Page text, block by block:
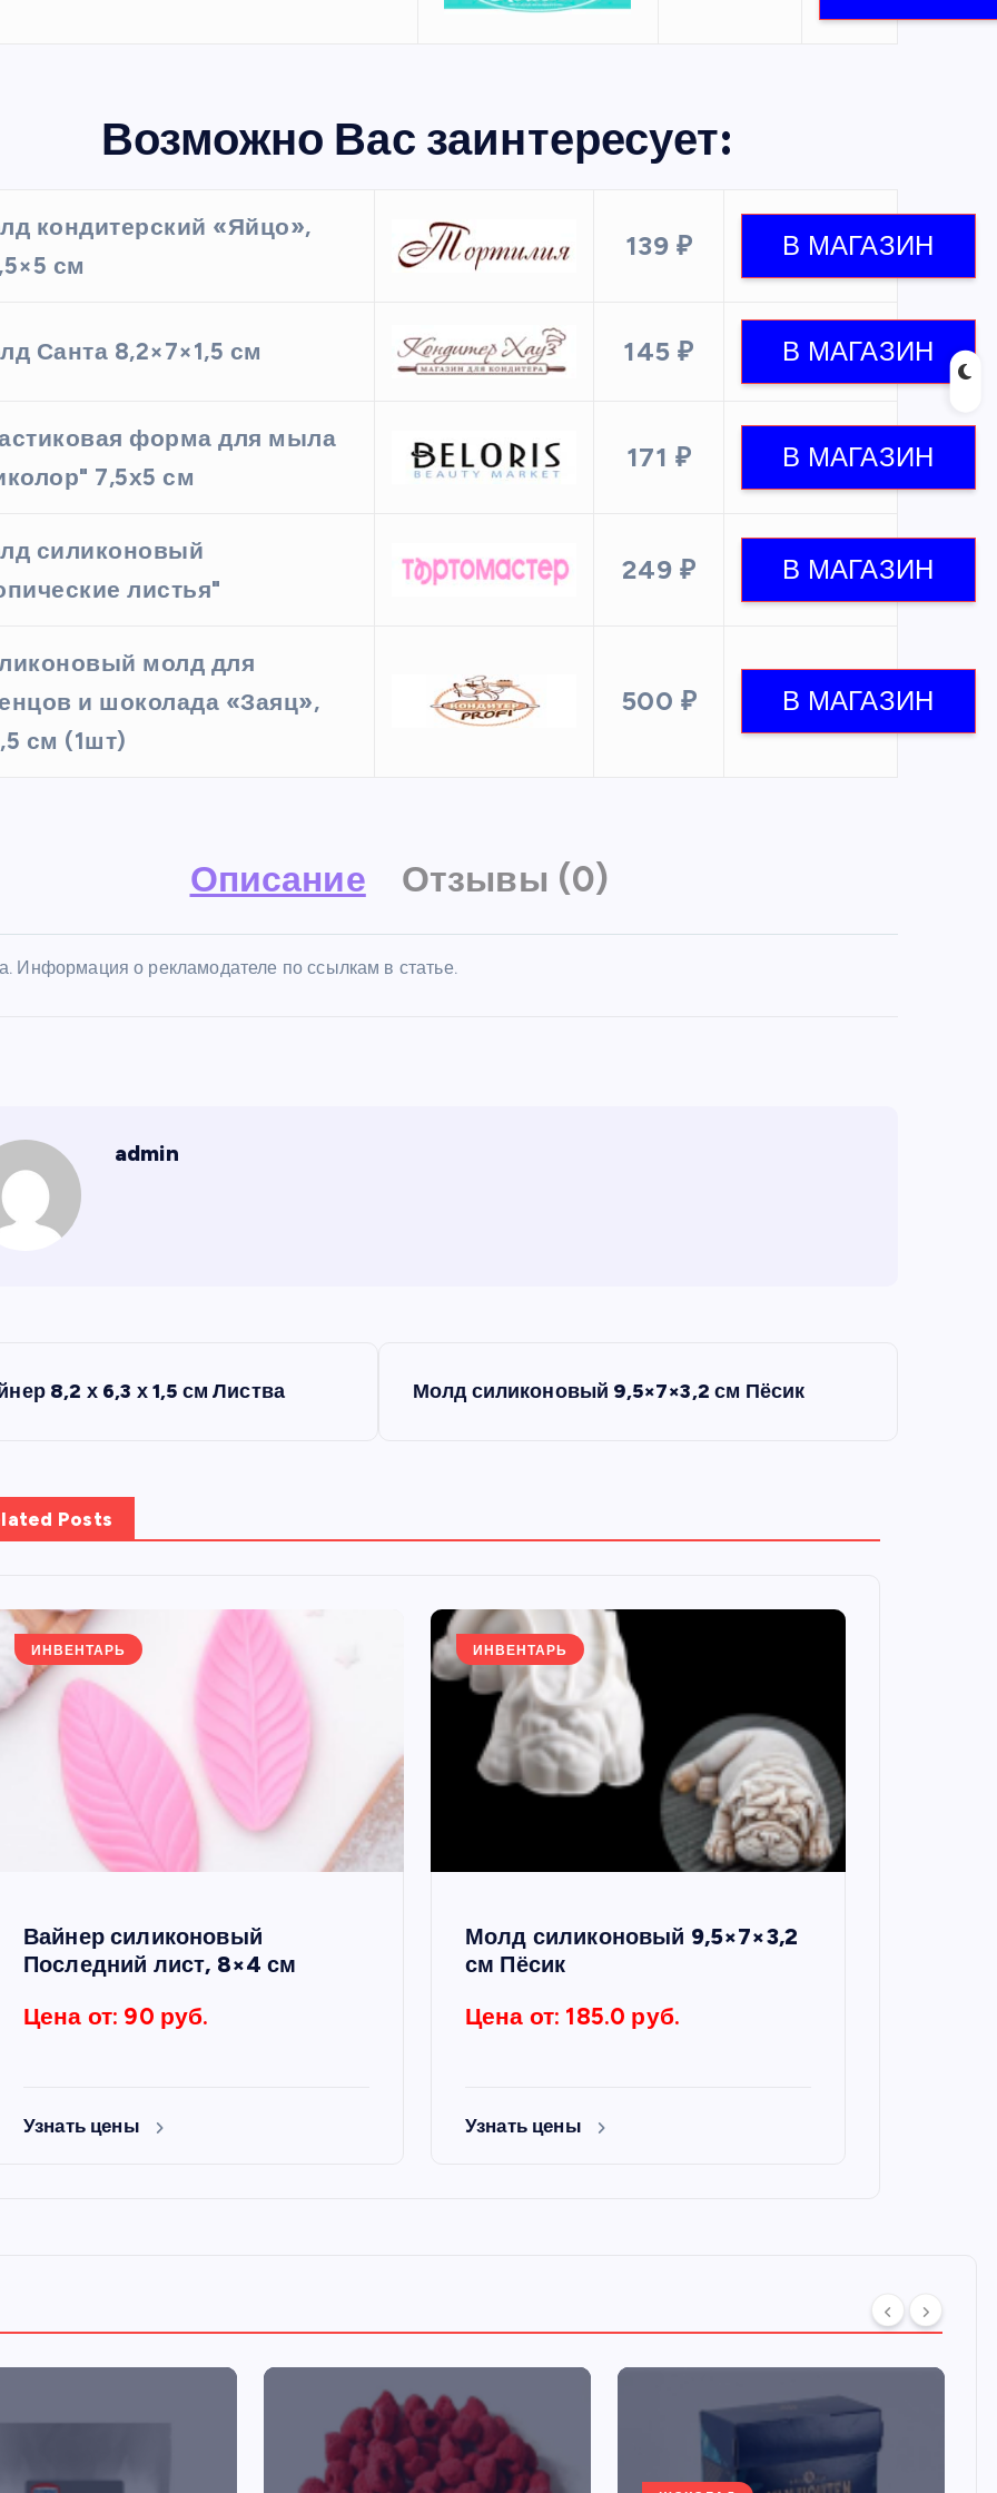
Возможно Вас заинтересует:
кондитерский «Яйцо»,
см
139 ₽
Санта 8,2×7×1,5 см 145 ₽
форма для мыла
7,5х5 см
171 ₽
силиконовый
листья"
249 ₽
молд для
и шоколада «Заяц»,
см (1шт)
500 ₽
Описание Отзывы (0)
Информация о рекламодателе по ссылкам в статье.
admin
8,2 х 6,3 х 1,5 см Листва Молд силиконовый 9,5×7×3,2 см Пёсик
Posts
ИНВЕНТАРЬ
Вайнер силиконовый
Последний лист, 8×4 см
Цена от: 90 руб.
Узнать цены
ИНВЕНТАРЬ
Молд силиконовый 9,5×7×3,2
см Пёсик
Цена от: 185.0 руб.
Узнать цены